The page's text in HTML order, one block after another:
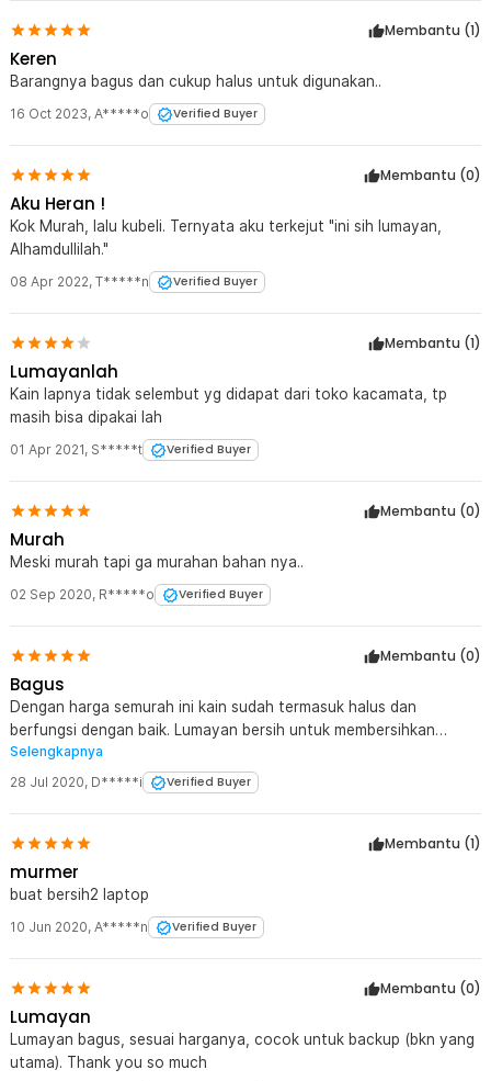
Membantu (1)
Keren
Barangnya bagus dan cukup halus untuk digunakan..
16 Oct 2023, A*****o Verified Buyer
Membantu (0)
Aku Heran !
Kok Murah, lalu kubeli. Ternyata aku terkejut "ini sih lumayan,
Alhamdullilah."
08 Apr 2022, T*****n Verified Buyer
Membantu (1)
Lumayanlah
Kain lapnya tidak selembut yg didapat dari toko kacamata, tp
masih bisa dipakai lah
01 Apr 2021, S*****t Verified Buyer
Membantu (0)
Murah
Meski murah tapi ga murahan bahan nya..
02 Sep 2020, R*****o Verified Buyer
Membantu (0)
Bagus
Dengan harga semurah ini kain sudah termasuk halus dan
berfungsi dengan baik. Lumayan bersih untuk membersihkan
kacamata. Sangat worth it untuk tambahan lap kacamata
dirumah.
Selengkapnya
28 Jul 2020, D*****i Verified Buyer
Membantu (1)
murmer
buat bersih2 laptop
10 Jun 2020, A*****n Verified Buyer
Membantu (0)
Lumayan
Lumayan bagus, sesuai harganya, cocok untuk backup (bkn yang
utama). Thank you so much